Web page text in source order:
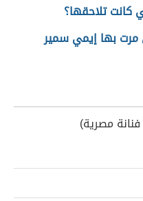
كانت تلاحقها؟
بها إيمي سمير